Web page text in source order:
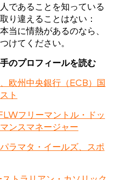
であることを知っている
り違えることはない：
当に情熱があるのなら、
けてください。
のプロフィールを読む
欧州中央銀行（ECB）国
ト
フリーマントル・ドッ
ンスマネージャー
ラマタ・イールズ、スポ